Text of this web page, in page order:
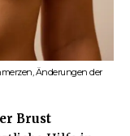
Änderungen der
Brust